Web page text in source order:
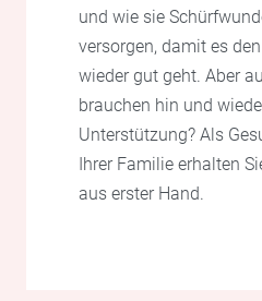
und wie sie
versorgen, damit es
wieder gut geht. Aber
brauchen hin und
Unterstützung? Als
Ihrer Familie erhalten
aus erster Hand.